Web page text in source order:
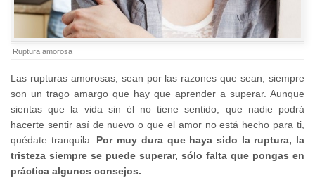
Ruptura amorosa
Las rupturas amorosas, sean por las razones que sean, siempre
son un trago amargo que hay que aprender a superar. Aunque
sientas que la vida sin él no tiene sentido, que nadie podrá
hacerte sentir así de nuevo o que el amor no está hecho para ti,
quédate tranquila. Por muy dura que haya sido la ruptura, la
tristeza siempre se puede superar, sólo falta que pongas en
práctica algunos consejos.